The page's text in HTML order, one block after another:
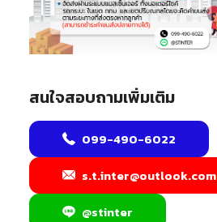
สนใจสอบถามเพิ่มเติม
099-490-6022
s.t.inter@outlook.com
@stinter